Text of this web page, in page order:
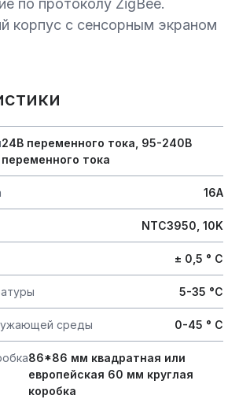
по протоколу ZigBee.
корпус с сенсорным экраном
24В переменного тока, 95-240В
переменного тока
16А
NTC3950, 10K
± 0,5 ° C
5-35 °C
среды 0-45 ° C
86*86 мм квадратная или
европейская 60 мм круглая
коробка